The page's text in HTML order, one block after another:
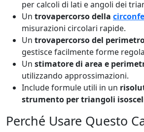
per calcoli di lati e angoli dei
Un trovapercorso della
misurazioni circolari rapide.
Un trovapercorso del
gestisce facilmente forme
Un stimatore di area e
utilizzando approssimazioni.
Include formule utili in un
strumento per triangoli
Perché Usare Questo